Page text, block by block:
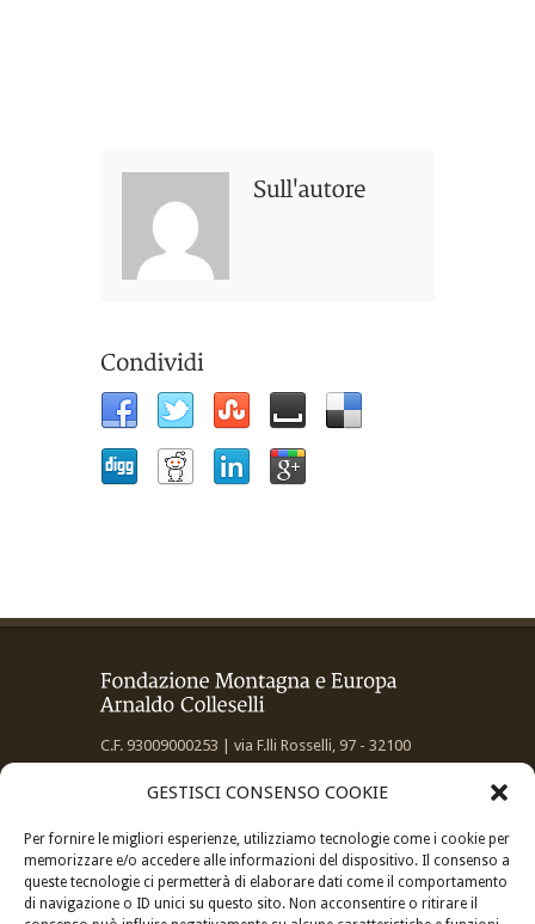
GESTISCI CONSENSO COOKIE
Per fornire le migliori esperienze, utilizziamo tecnologie come i cookie per
memorizzare e/o accedere alle informazioni del dispositivo. Il consenso a
queste tecnologie ci permetterà di elaborare dati come il comportamento
di navigazione o ID unici su questo sito. Non acconsentire o ritirare il
C.F. 93009000253 | via F.lli Rosselli, 97 - 32100
Informativa privacy:Privacy Policy